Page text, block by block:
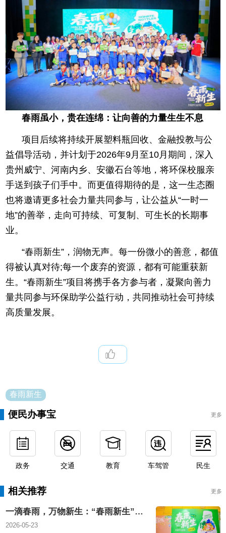
春雨虽小，贵在连绵：让向善的力量生生不息
项目后续将持续开展塑料瓶回收、金融投教与公
益倡导活动，并计划于2026年9月至10月期间，深入
贵州威宁、河南内乡、安徽石台等地，将环保校服亲
手送到孩子们手中。而更值得期待的是，这一生态圈
也将邀请更多社会力量共同参与，让公益从“一时一
地”的善举，走向可持续、可复制、可生长的长期事
业。
“春雨新生”，润物无声。每一份微小的善意，都值
得被认真对待;每一个废弃的资源，都有可能重获新
生。“春雨新生”项目将携手各方参与者，凝聚向善力
量共同参与环保助学公益行动，共同推动社会可持续
高质量发展。
春雨新生
便民办事宝 更多
政务 交通 教育 车驾管 民生
相关推荐 更多
一滴春雨，万物新生：“春雨新生”环保助学公益项目在深温暖启动
2026-05-23